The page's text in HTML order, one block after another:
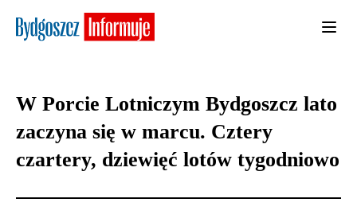
W Porcie Lotniczym Bydgoszcz lato
zaczyna się w marcu. Cztery
czartery, dziewięć lotów tygodniowo